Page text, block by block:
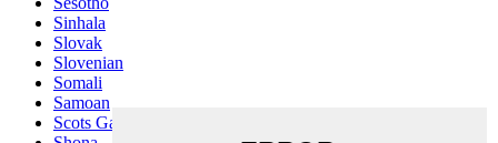
Sinhala
Slovak
Slovenian
Somali
Samoan
Scots Gaelic